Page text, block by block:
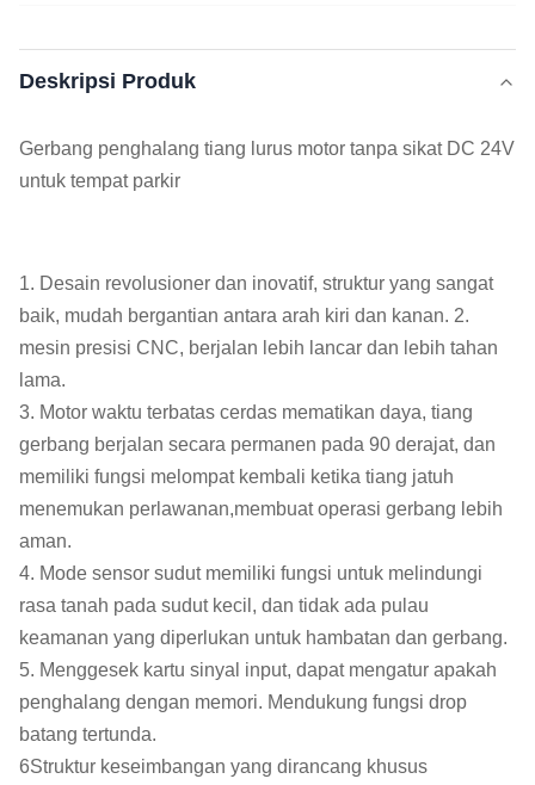
Deskripsi Produk
Gerbang penghalang tiang lurus motor tanpa sikat DC 24V
untuk tempat parkir
1. Desain revolusioner dan inovatif, struktur yang sangat
baik, mudah bergantian antara arah kiri dan kanan. 2.
mesin presisi CNC, berjalan lebih lancar dan lebih tahan
lama.
3. Motor waktu terbatas cerdas mematikan daya, tiang
gerbang berjalan secara permanen pada 90 derajat, dan
memiliki fungsi melompat kembali ketika tiang jatuh
menemukan perlawanan,membuat operasi gerbang lebih
aman.
4. Mode sensor sudut memiliki fungsi untuk melindungi
rasa tanah pada sudut kecil, dan tidak ada pulau
keamanan yang diperlukan untuk hambatan dan gerbang.
5. Menggesek kartu sinyal input, dapat mengatur apakah
penghalang dengan memori. Mendukung fungsi drop
batang tertunda.
6Struktur keseimbangan yang dirancang khusus